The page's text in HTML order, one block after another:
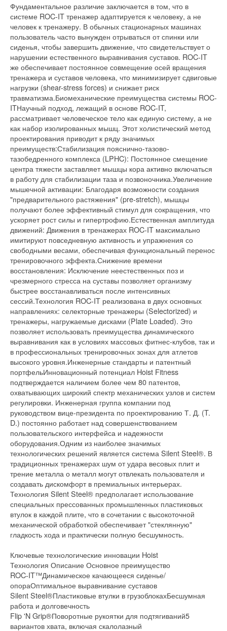
Фундаментальное различие заключается в том, что в
системе ROC-IT тренажер адаптируется к человеку, а не
человек к тренажеру. В обычных стационарных машинах
пользователь часто вынужден отрываться от спинки или
сиденья, чтобы завершить движение, что свидетельствует о
нарушении естественного выравнивания суставов. ROC-IT
же обеспечивает постоянное совмещение осей вращения
тренажера и суставов человека, что минимизирует сдвиговые
нагрузки (shear-stress forces) и снижает риск
травматизма.Биомеханические преимущества системы ROC-
ITНаучный подход, лежащий в основе ROC-IT,
рассматривает человеческое тело как единую систему, а не
как набор изолированных мышц. Этот холистический метод
проектирования приводит к ряду значимых
преимуществ:Стабилизация пояснично-тазово-
тазобедренного комплекса (LPHC): Постоянное смещение
центра тяжести заставляет мышцы кора активно включаться
в работу для стабилизации таза и позвоночника.Увеличение
мышечной активации: Благодаря возможности создания
"предварительного растяжения" (pre-stretch), мышцы
получают более эффективный стимул для сокращения, что
ускоряет рост силы и гипертрофию.Естественная амплитуда
движений: Движения в тренажерах ROC-IT максимально
имитируют повседневную активность и упражнения со
свободными весами, обеспечивая функциональный перенос
тренировочного эффекта.Снижение времени
восстановления: Исключение неестественных поз и
чрезмерного стресса на суставы позволяет организму
быстрее восстанавливаться после интенсивных
сессий.Технология ROC-IT реализована в двух основных
направлениях: селекторные тренажеры (Selectorized) и
тренажеры, нагружаемые дисками (Plate Loaded). Это
позволяет использовать преимущества динамического
выравнивания как в условиях массовых фитнес-клубов, так и
в профессиональных тренировочных зонах для атлетов
высокого уровня.Инженерные стандарты и патентный
портфельИнновационный потенциал Hoist Fitness
подтверждается наличием более чем 80 патентов,
охватывающих широкий спектр механических узлов и систем
регулировки. Инженерная группа компании под
руководством вице-президента по проектированию Т. Д. (T.
D.) постоянно работает над совершенствованием
пользовательского интерфейса и надежности
оборудования.Одним из наиболее значимых
технологических решений является система Silent Steel®. В
традиционных тренажерах шум от удара весовых плит и
трение металла о металл могут отвлекать пользователя и
создавать дискомфорт в премиальных интерьерах.
Технология Silent Steel® предполагает использование
специальных прессованных промышленных пластиковых
втулок в каждой плите, что в сочетании с высокоточной
механической обработкой обеспечивает "стеклянную"
гладкость хода и практически полную бесшумность.
Ключевые технологические инновации Hoist
Технология Описание Основное преимущество
ROC-IT™Динамическое качающееся сиденье/
опораОптимальное выравнивание суставов
Silent Steel®Пластиковые втулки в грузоблокахБесшумная
работа и долговечность
Flip 'N Grip®Поворотные рукоятки для подтягиваний5
вариантов хвата, включая скалолазный